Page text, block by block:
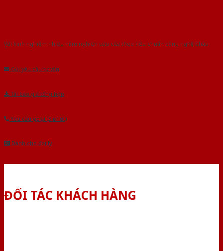
Với kinh nghiệm nhiêu năm nghiên cứu cửa theo tiêu chuẩn công nghệ Châu
Gửi yêu cầu tư vấn
Tải báo giá tổng hợp
Yêu cầu gọi lại (3 phút)
Dành cho đại lý
ĐỐI TÁC KHÁCH HÀNG